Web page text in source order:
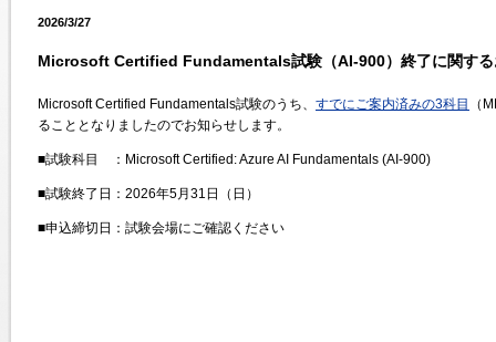
2026/3/27
Microsoft Certified Fundamentals試験（AI-900）終了に関する
Microsoft Certified Fundamentals試験のうち、 すでにご案内済みの3科目
（
ることとなりましたのでお知らせします。
■試験科目 ：Microsoft Certified: Azure AI Fundamentals (AI-900)
■試験終了日：2026年5月31日（日）
■申込締切日：試験会場にご確認ください